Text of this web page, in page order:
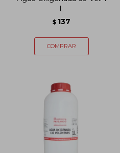
L
$ 137